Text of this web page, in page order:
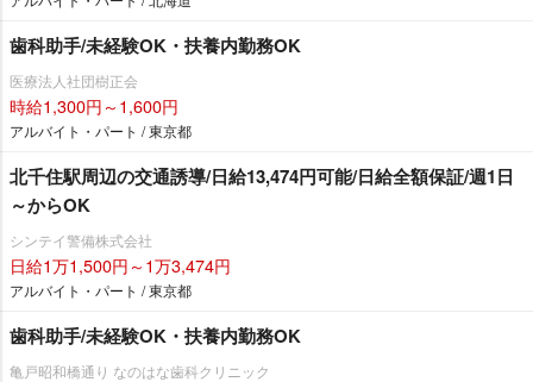
歯科助手/未経験OK・扶養内勤務OK
医療法人社団樹正会
時給1,300円～1,600円
アルバイト・パート / 東京都
北千住駅周辺の交通誘導/日給13,474円可能/日給全額保証/週1日
～からOK
シンテイ警備株式会社
日給1万1,500円～1万3,474円
アルバイト・パート / 東京都
歯科助手/未経験OK・扶養内勤務OK
亀戸昭和橋通り なのはな歯科クリニック